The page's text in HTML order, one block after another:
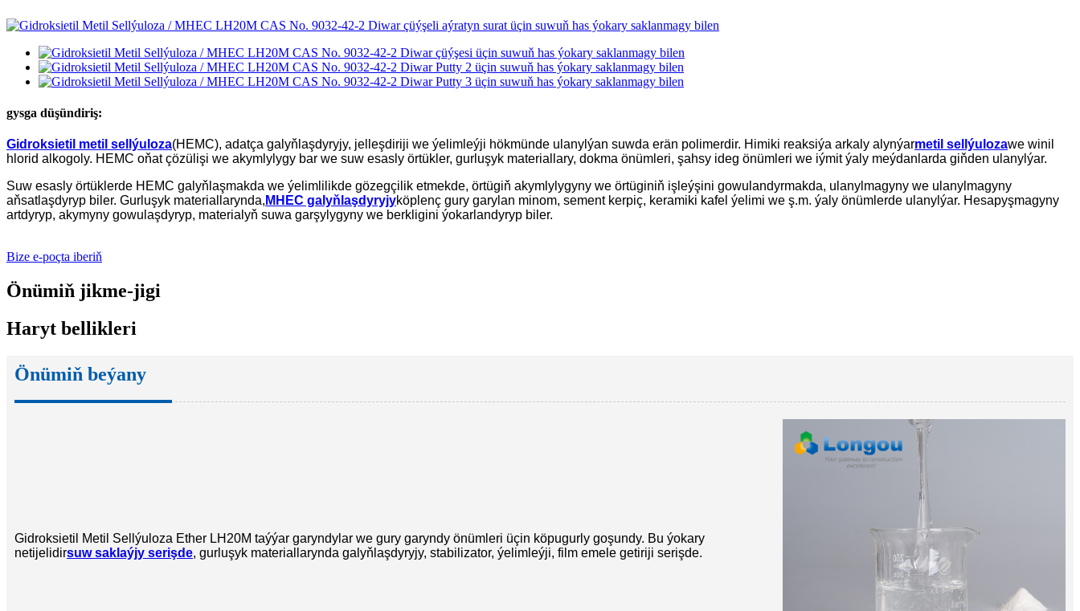
gysga düşündiriş:
Gidroksietil metil sellýuloza(HEMC), adatça galyňlaşdyryjy, jelleşdiriji we ýelimleýji hökmünde ulanylýan suwda erän polimerdir. Himiki reaksiýa arkaly alynýarmetil sellýulozawe winil
hlorid alkogoly. HEMC oňat çözülişi we akymlylygy bar we suw esasly örtükler, gurluşyk materiallary, dokma önümleri, şahsy ideg önümleri we iýmit ýaly meýdanlarda giňden ulanylýar.
Suw esasly örtüklerde HEMC galyňlaşmakda we ýelimlilikde gözegçilik etmekde, örtügiň akymlylygyny we örtüginiň işleýşini gowulandyrmakda, ulanylmagyny we ulanylmagyny
aňsatlaşdyryp biler. Gurluşyk materiallarynda, MHEC galyňlaşdyryjyköplenç gury garylan minom, sement kerpiç, keramiki kafel ýelimi we ş.m. ýaly önümlerde ulanylýar. Hesapyşmagyny
artdyryp, akymyny gowulaşdyryp, materialyň suwa garşylygyny we berkligini ýokarlandyryp biler.
Bize e-poçta iberiň
Önümiň jikme-jigi
Haryt bellikleri
Önümiň beýany
Gidroksietil Metil Sellýuloza Ether LH20M taýýar garyndylar we gury garyndy önümleri üçin köpugurly goşundy. Bu ýokary
netijelidirsuw saklaýjy serişde, gurluşyk materiallarynda galyňlaşdyryjy, stabilizator, ýelimleýji, film emele getiriji serişde.